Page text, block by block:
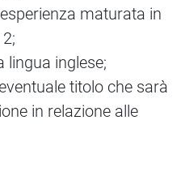
maturata in
lingua inglese;
titolo che sarà
in relazione alle